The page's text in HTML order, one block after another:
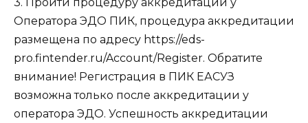
Оператора ЭДО ПИК, процедура аккредитации
размещена по адресу https://eds-
pro.fintender.ru/Account/Register. Обратите
внимание! Регистрация в ПИК ЕАСУЗ
возможна только после аккредитации у
оператора ЭДО. Успешность аккредитации